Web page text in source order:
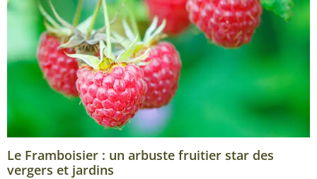
Le Framboisier : un arbuste fruitier star des
vergers et jardins